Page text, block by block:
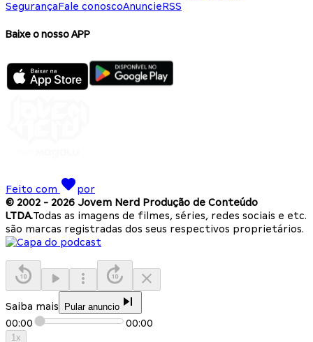
SegurançaFale conoscoAnuncieRSS
Baixe o nosso APP
Feito com
por
© 2002 - 2026 Jovem Nerd Produção de Conteúdo
LTDA.Todas as imagens de filmes, séries, redes sociais e etc.
são marcas registradas dos seus respectivos proprietários.
Saiba mais Pular anuncio
00:00 00:00
1x